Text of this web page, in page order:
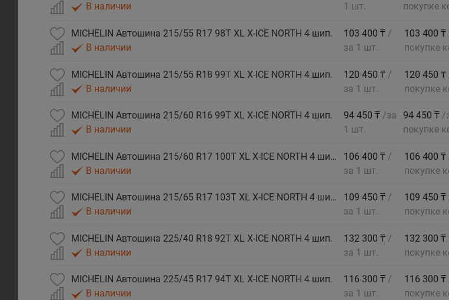
В наличии
1 шт.
покупке
MICHELIN Автошина 215/55 R17 98T XL X-ICE NORTH 4 шип.
В наличии
103 400 ₸ /
за 1 шт.
103 400 ₸
покупке
MICHELIN Автошина 215/55 R18 99T XL X-ICE NORTH 4 шип.
В наличии
120 450 ₸ /
за 1 шт.
120 450 ₸
покупке
MICHELIN Автошина 215/60 R16 99T XL X-ICE NORTH 4 шип.
В наличии
94 450 ₸ /за
1 шт.
94 450 ₸ /
покупке
MICHELIN Автошина 215/60 R17 100T XL X-ICE NORTH 4 шип.
В наличии
106 400 ₸ /
за 1 шт.
106 400 ₸
покупке
MICHELIN Автошина 215/65 R17 103T XL X-ICE NORTH 4 шип.
В наличии
109 450 ₸ /
за 1 шт.
109 450 ₸
покупке
MICHELIN Автошина 225/40 R18 92T XL X-ICE NORTH 4 шип.
В наличии
132 300 ₸ /
за 1 шт.
132 300 ₸
покупке
MICHELIN Автошина 225/45 R17 94T XL X-ICE NORTH 4 шип.
В наличии
116 300 ₸ /
за 1 шт.
116 300 ₸
покупке